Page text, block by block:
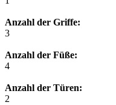
Anzahl der Griffe:
3
Anzahl der Füße:
4
Anzahl der Türen:
2